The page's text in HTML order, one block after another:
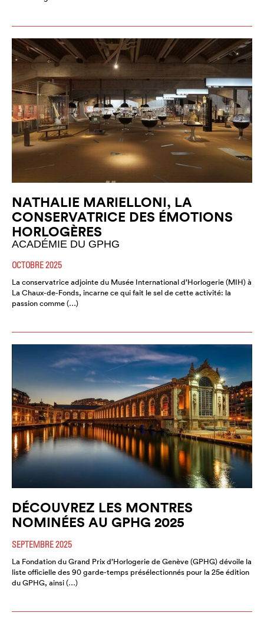
NATHALIE MARIELLONI, LA
CONSERVATRICE DES ÉMOTIONS
HORLOGÈRES
ACADÉMIE DU GPHG
OCTOBRE 2025
La conservatrice adjointe du Musée International d’Horlogerie (MIH) à
La Chaux-de-Fonds, incarne ce qui fait le sel de cette activité: la
passion comme (…)
DÉCOUVREZ LES MONTRES
NOMINÉES AU GPHG 2025
SEPTEMBRE 2025
La Fondation du Grand Prix d’Horlogerie de Genève (GPHG) dévoile la
liste officielle des 90 garde-temps présélectionnés pour la 25e édition
du GPHG, ainsi (…)